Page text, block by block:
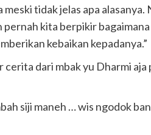
tidak jelas apa
kita berpikir
kebaikan kepadanya.”
dari mbak yu Dharmi
siji maneh … wis ngodok